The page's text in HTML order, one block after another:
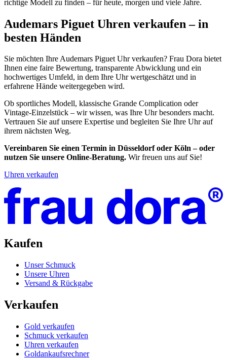
richtige Modell zu finden – für heute, morgen und viele Jahre.
Audemars Piguet Uhren verkaufen – in
besten Händen
Sie möchten Ihre Audemars Piguet Uhr verkaufen? Frau Dora bietet
Ihnen eine faire Bewertung, transparente Abwicklung und ein
hochwertiges Umfeld, in dem Ihre Uhr wertgeschätzt und in
erfahrene Hände weitergegeben wird.
Ob sportliches Modell, klassische Grande Complication oder
Vintage-Einzelstück – wir wissen, was Ihre Uhr besonders macht.
Vertrauen Sie auf unsere Expertise und begleiten Sie Ihre Uhr auf
ihrem nächsten Weg.
Vereinbaren Sie einen Termin in Düsseldorf oder Köln – oder
nutzen Sie unsere Online-Beratung. Wir freuen uns auf Sie!
Uhren verkaufen
Kaufen
Unser Schmuck
Unsere Uhren
Versand & Rückgabe
Verkaufen
Gold verkaufen
Schmuck verkaufen
Uhren verkaufen
Goldankaufsrechner